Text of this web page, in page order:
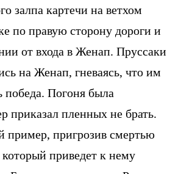
залпа картечи на ветхом
по правую сторону дороги и
от входа в Женап. Пруссаки
на Женап, гневаясь, что им
победа. Погоня была
приказал пленных не брать.
пример, пригрозив смертью
который приведет к нему